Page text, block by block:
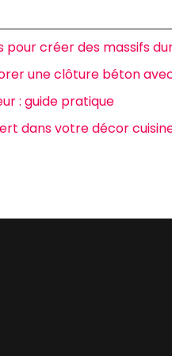
pour créer des massifs
une clôture béton
: guide pratique
dans votre décor